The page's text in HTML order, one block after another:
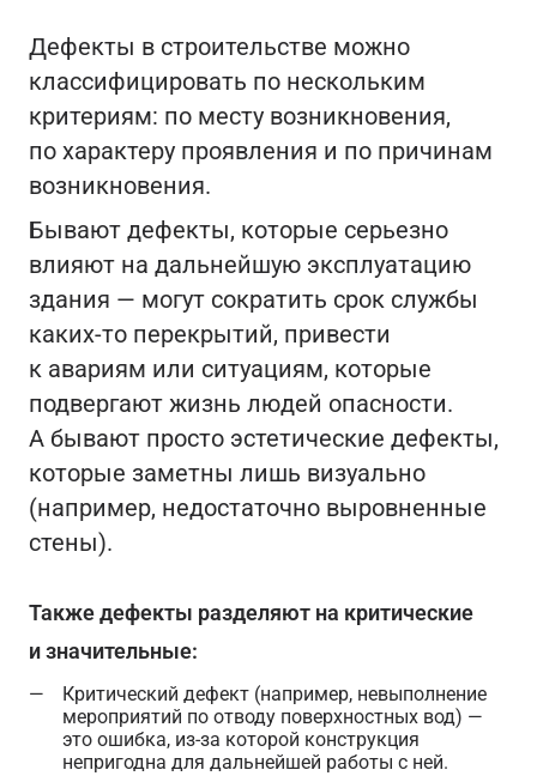
Дефекты в строительстве можно
классифицировать по нескольким
критериям: по месту возникновения,
по характеру проявления и по причинам
возникновения.
Бывают дефекты, которые серьезно
влияют на дальнейшую эксплуатацию
здания — могут сократить срок службы
каких-то перекрытий, привести
к авариям или ситуациям, которые
подвергают жизнь людей опасности.
А бывают просто эстетические дефекты,
которые заметны лишь визуально
(например, недостаточно выровненные
стены).
Также дефекты разделяют на критические
и значительные:
Критический дефект (например, невыполнение
мероприятий по отводу поверхностных вод) —
это ошибка, из-за которой конструкция
непригодна для дальнейшей работы с ней.